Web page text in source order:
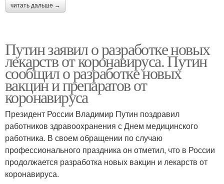
читать дальше →
Путин заявил о разработке новых
лекарств от коронавируса. Путин
сообщил о разработке новых
вакцин и препаратов от
коронавируса
Президент России Владимир Путин поздравил
работников здравоохранения с Днем медицинского
работника. В своем обращении по случаю
профессионального праздника он отметил, что в России
продолжается разработка новых вакцин и лекарств от
коронавируса.